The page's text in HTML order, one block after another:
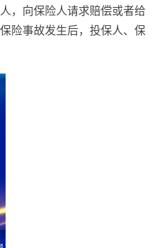
，向保险人请求赔偿或者给
险事故发生后，投保人、保